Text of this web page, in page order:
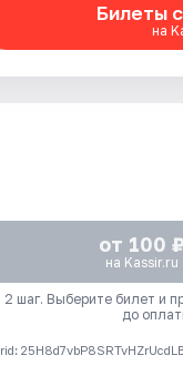
Билеты
на
от 100
на Kassir.ru
2 шаг. Выберите билет и
до